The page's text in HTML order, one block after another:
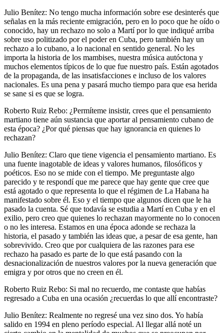
Julio Benítez: No tengo mucha información sobre ese desinterés que
señalas en la más reciente emigración, pero en lo poco que he oído o
conocido, hay un rechazo no solo a Martí por lo que indiqué arriba
sobre uso politizado por el poder en Cuba, pero también hay un
rechazo a lo cubano, a lo nacional en sentido general. No les
importa la historia de los mambises, nuestra música autóctona y
muchos elementos típicos de lo que fue nuestro país. Están agotados
de la propaganda, de las insatisfacciones e incluso de los valores
nacionales. Es una pena y pasará mucho tiempo para que esa herida
se sane si es que se logra.
Roberto Ruiz Rebo: ¿Permíteme insistir, crees que el pensamiento
martiano tiene aún sustancia que aportar al pensamiento cubano de
esta época? ¿Por qué piensas que hay ignorancia en quienes lo
rechazan?
Julio Benítez: Claro que tiene vigencia el pensamiento martiano. Es
una fuente inagotable de ideas y valores humanos, filosóficos y
poéticos. Eso no se mide con el tiempo. Me preguntaste algo
parecido y te respondí que me parece que hay gente que cree que
está agotado o que representa lo que el régimen de La Habana ha
manifestado sobre él. Eso y el tiempo que algunos dicen que le ha
pasado la cuenta. Sé que todavía se estudia a Martí en Cuba y en el
exilio, pero creo que quienes lo rechazan mayormente no lo conocen
o no les interesa. Estamos en una época adonde se rechaza la
historia, el pasado y también las ideas que, a pesar de esa gente, han
sobrevivido. Creo que por cualquiera de las razones para ese
rechazo ha pasado es parte de lo que está pasando con la
desnacionalización de nuestros valores por la nueva generación que
emigra y por otros que no creen en él.
Roberto Ruiz Rebo: Si mal no recuerdo, me contaste que habías
regresado a Cuba en una ocasión ¿recuerdas lo que allí encontraste?
Julio Benítez: Realmente no regresé una vez sino dos. Yo había
salido en 1994 en pleno período especial. Al llegar allá noté un